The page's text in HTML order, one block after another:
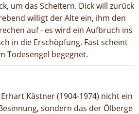
um das Scheitern. Dick will zurück
willigt der Alte ein, ihm den
auf - es wird ein Aufbruch ins
in die Erschöpfung. Fast scheint
Todesengel begegnet.
Kästner (1904-1974) nicht ein
sondern das der Ölberge